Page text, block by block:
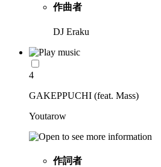
作曲者
DJ Eraku
4
GAKEPPUCHI (feat. Mass)
Youtarow
作詞者